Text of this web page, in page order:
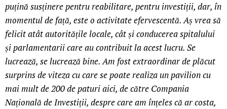
puțină susținere pentru reabilitare, pentru investiții, dar, în
momentul de față, este o activitate efervescentă. Aș vrea să
felicit atât autoritățile locale, cât și conducerea spitalului
și parlamentarii care au contribuit la acest lucru. Se
lucrează, se lucrează bine. Am fost extraordinar de plăcut
surprins de viteza cu care se poate realiza un pavilion cu
mai mult de 200 de paturi aici, de către Compania
Națională de Investiții, despre care am înțeles că ar costa,